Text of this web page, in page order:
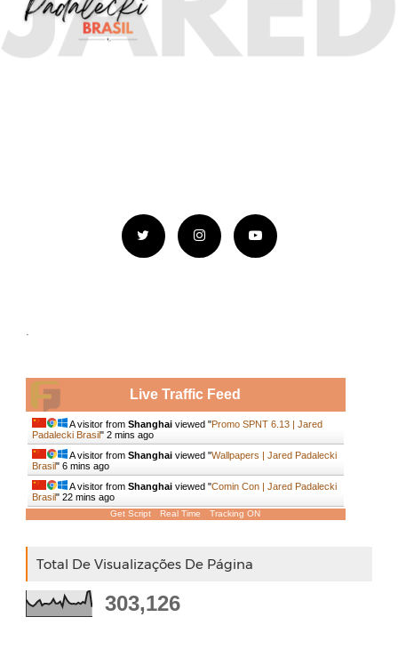
.
Live Traffic Feed
A visitor from Shanghaiviewed "Promo SPNT 6.13 | Jared
Padalecki Brasil" 2 mins ago
A visitor from Shanghaiviewed "Wallpapers | Jared Padalecki
Brasil" 6 mins ago
A visitor from Shanghaiviewed "Comin Con | Jared Padalecki
Brasil" 22 mins ago
Get Script Real Time Tracking ON
Total De Visualizações De Página
303,126